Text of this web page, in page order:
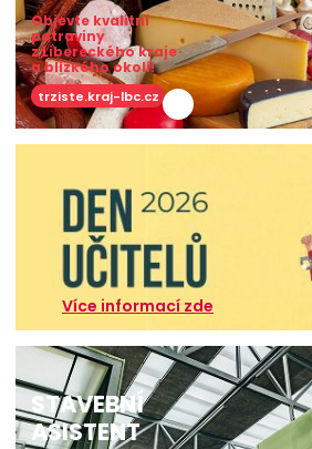
Objevte kvalitní
potraviny
z Libereckého kraje
a blízkého okolí!
trziste.kraj-lbc.cz
Více informací zde
STAVEBNÍ
ASISTENT